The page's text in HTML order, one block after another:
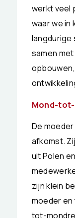
werkt veel
waar we in
langdurige
samen
Mond-
De
afkomst.
uit Polen
zijn klein
moeder en
tot-